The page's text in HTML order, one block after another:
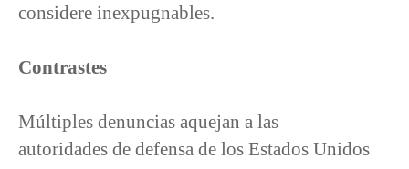
considere inexpugnables.
Contrastes
Múltiples denuncias aquejan a las
autoridades de defensa de los Estados Unidos